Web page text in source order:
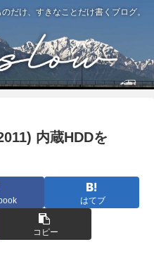
だけ、すきなことだけ書くブログ。
内蔵HDDを
はてブ
コピー